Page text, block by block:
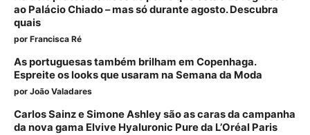
ao Palácio Chiado – mas só durante agosto. Descubra
quais
por Francisca Ré
As portuguesas também brilham em Copenhaga.
Espreite os looks que usaram na Semana da Moda
por João Valadares
Carlos Sainz e Simone Ashley são as caras da campanha
da nova gama Elvive Hyaluronic Pure da L’Oréal Paris